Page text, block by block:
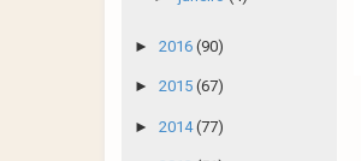
► 2016 (90)
► 2015 (67)
► 2014(77)